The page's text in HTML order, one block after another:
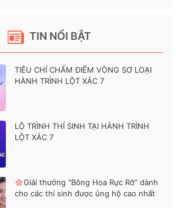
TIN NỔI BẬT
TIÊU CHÍ CHẤM ĐIỂM VÒNG SƠ LOẠI
HÀNH TRÌNH LỘT XÁC 7
LỘ TRÌNH THÍ SINH TẠI HÀNH TRÌNH
LỘT XÁC 7
Giải thưởng “Bông Hoa Rực Rỡ” dành
cho các thí sinh được ủng hộ cao nhất